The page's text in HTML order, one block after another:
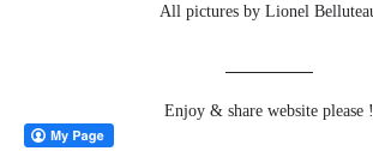
All pictures by Lionel
Enjoy & share website please !